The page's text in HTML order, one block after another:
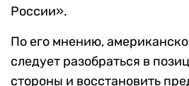
России».
По его мнению,
следует разобраться в
стороны и восстановить